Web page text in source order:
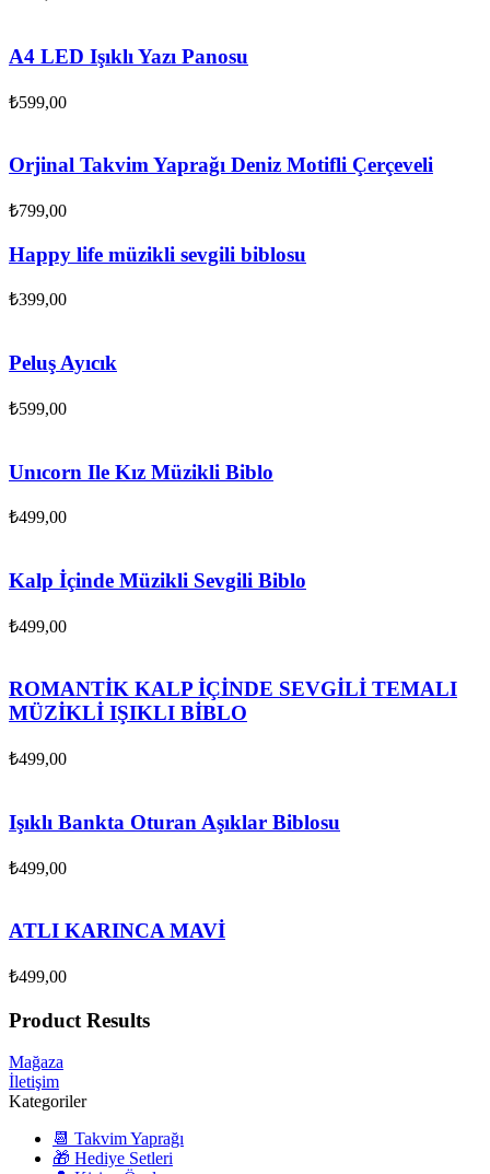
A4 LED Işıklı Yazı Panosu
₺599,00
Orjinal Takvim Yaprağı Deniz Motifli Çerçeveli
₺799,00
Happy life müzikli sevgili biblosu
₺399,00
Peluş Ayıcık
₺599,00
Unıcorn Ile Kız Müzikli Biblo
₺499,00
Kalp İçinde Müzikli Sevgili Biblo
₺499,00
ROMANTİK KALP İÇİNDE SEVGİLİ TEMALI
MÜZİKLİ IŞIKLI BİBLO
₺499,00
Işıklı Bankta Oturan Aşıklar Biblosu
₺499,00
ATLI KARINCA MAVİ
₺499,00
Product Results
Mağaza
İletişim
Kategoriler
📆 Takvim Yaprağı
🎁 Hediye Setleri